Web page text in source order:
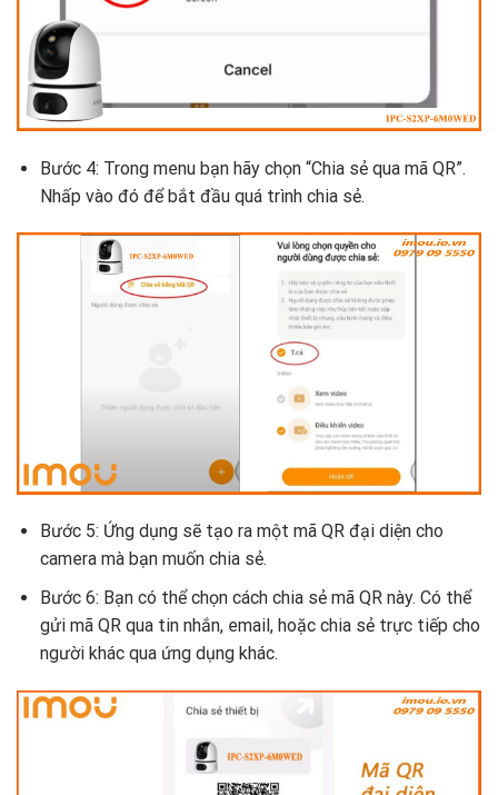
Bước 4: Trong menu bạn hãy chọn “Chia sẻ qua mã QR”.
Nhấp vào đó để bắt đầu quá trình chia sẻ.
Bước 5: Ứng dụng sẽ tạo ra một mã QR đại diện cho
camera mà bạn muốn chia sẻ.
Bước 6: Bạn có thể chọn cách chia sẻ mã QR này. Có thể
gửi mã QR qua tin nhắn, email, hoặc chia sẻ trực tiếp cho
người khác qua ứng dụng khác.